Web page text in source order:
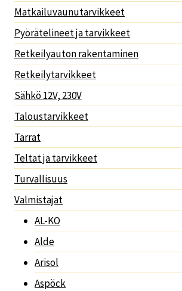
Matkailuvaunutarvikkeet
Pyörätelineet ja tarvikkeet
Retkeilyauton rakentaminen
Retkeilytarvikkeet
Sähkö 12V, 230V
Taloustarvikkeet
Tarrat
Teltat ja tarvikkeet
Turvallisuus
Valmistajat
AL-KO
Alde
Arisol
Aspöck